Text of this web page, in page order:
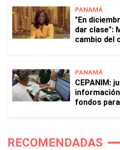
PANAMÁ
"En
dar clase":
cambio del
PANAMÁ
CEPANIM:
fondos
RECOMENDADAS